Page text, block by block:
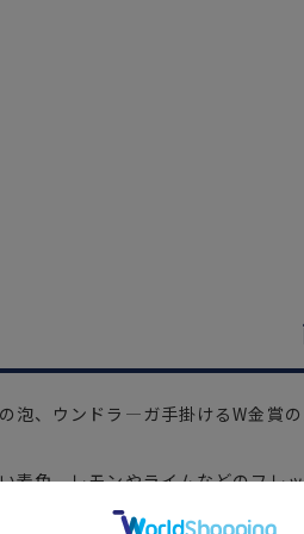
泡、ウンドラ―ガ手掛けるW金賞
麦色。レモンやライムなどのフレ
ライムなどのフレッシュな酸味が